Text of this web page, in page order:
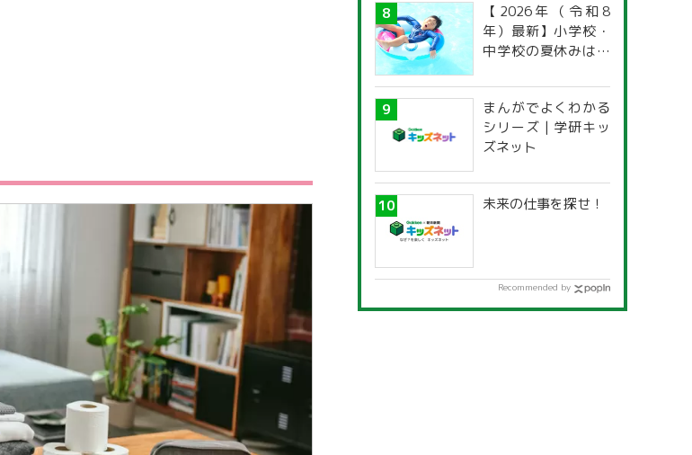
【2026年（令和8
年）最新】小学校・
中学校の夏休みはい
道府県別「夏季休暇
一覧」
まんがでよくわかる
シリーズ | 学研キッ
ズネット
未来の仕事を探せ！
Recommended by